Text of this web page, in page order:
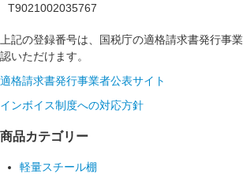
T9021002035767
上記の登録番号は、国税庁の適格請求書発行事
認いただけます。
適格請求書発行事業者公表サイト
インボイス制度への対応方針
商品カテゴリー
軽量スチール棚